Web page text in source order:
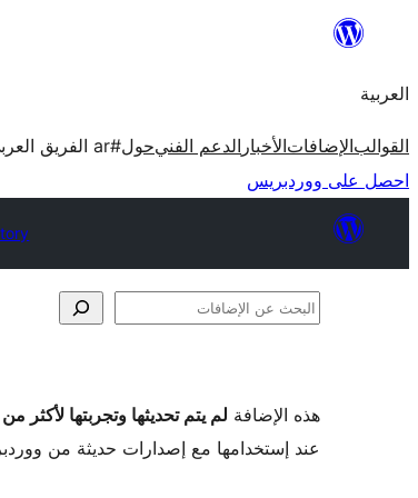
المحتوى
العربية
القوالبالإضافاتالأخبار الدعم الفنيحول#ar الفريق العربي
احصل على ووردبريس
البحث
هذه الإضافة لم يتم تحديثها وتجربتها لأكثر من 3 إصدارات ووردبريس رئيسية
عند إستخدامها مع إصدارات حديثة من